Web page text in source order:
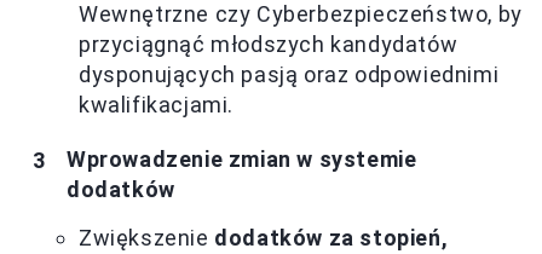
Wewnętrzne czy Cyberbezpieczeństwo, by
przyciągnąć młodszych kandydatów
dysponujących pasją oraz odpowiednimi
kwalifikacjami.
Wprowadzenie zmian w systemie
dodatków
Zwiększenie dodatków za stopień,